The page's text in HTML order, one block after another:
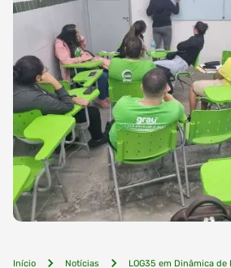
Início Notícias LOG35 em Dinâmica de